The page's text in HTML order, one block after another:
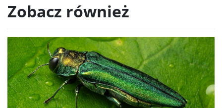
Zobacz również